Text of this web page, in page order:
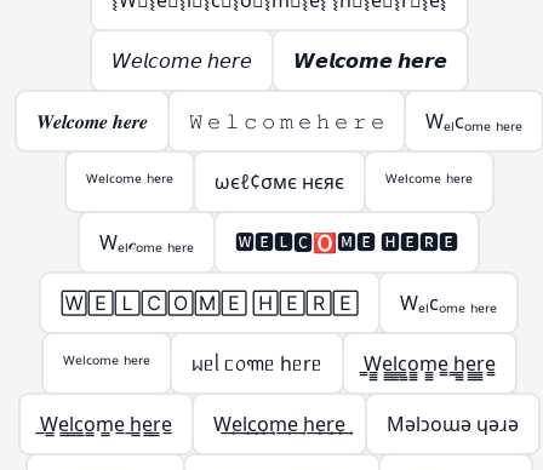
𝘞𝘦𝘭𝘤𝘰𝘮𝘦 𝘩𝘦𝘳𝘦 𝙒𝙚𝙡𝙘𝙤𝙢𝙚 𝙝𝙚𝙧𝙚
𝑾𝒆𝒍𝒄𝒐𝒎𝒆 𝒉𝒆𝒓𝒆 𝚆 𝚎 𝚕 𝚌 𝚘 𝚖 𝚎 𝚑 𝚎 𝚛 𝚎 Wₑₗcₒₘₑ ₕₑᵣₑ
ᵂᵉˡᶜᵒᵐᵉ ʰᵉʳᵉ ωєℓ¢σмє нєяє ᵂᵉˡᶜᵒᵐᵉ ʰᵉʳᵉ
Wₑₗ𝒸ₒₘₑ ₕₑᵣₑ 🆆🅴🅻🅲🅾🅼🅴 🅷🅴🆁🅴
🅆🄴🄻🄲🄾🄼🄴 🄷🄴🅁🄴 Wₑₗcₒₘₑ ₕₑᵣₑ
ᵂᵉˡᶜᵒᵐᵉ ʰᵉʳᵉ ᥕᥱᥣ ᥴ᥆꧑ᥱ hᥱrᥱ ̳W̳̳e̳̳l̳̳c̳̳o̳̳m̳̳e̳ ̳h̳̳e̳̳r̳̳e̳
̲W̲̲e̲̲l̲̲c̲̲o̲̲m̲̲e̲ ̲h̲̲e̲̲r̲̲e̲ W͢e͢l͢c͢o͢m͢e͢ h͢e͢r͢e͢ Mǝlɔoɯǝ ɥǝɹǝ